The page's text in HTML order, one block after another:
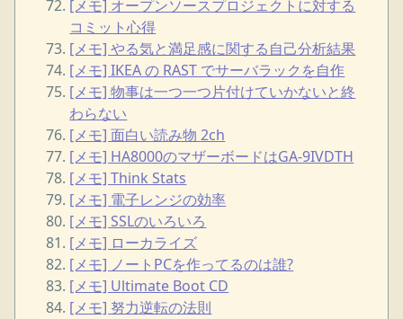
[メモ] オープンソースプロジェクトに対する
コミット心得
[メモ] やる気と満足感に関する自己分析結果
[メモ] IKEA の RAST でサーバラックを自作
[メモ] 物事は一つ一つ片付けていかないと終
わらない
[メモ] 面白い読み物 2ch
[メモ] HA8000のマザーボードはGA-9IVDTH
[メモ] Think Stats
[メモ] 電子レンジの効率
[メモ] SSLのいろいろ
[メモ] ローカライズ
[メモ] ノートPCを作ってるのは誰?
[メモ] Ultimate Boot CD
[メモ] 努力逆転の法則